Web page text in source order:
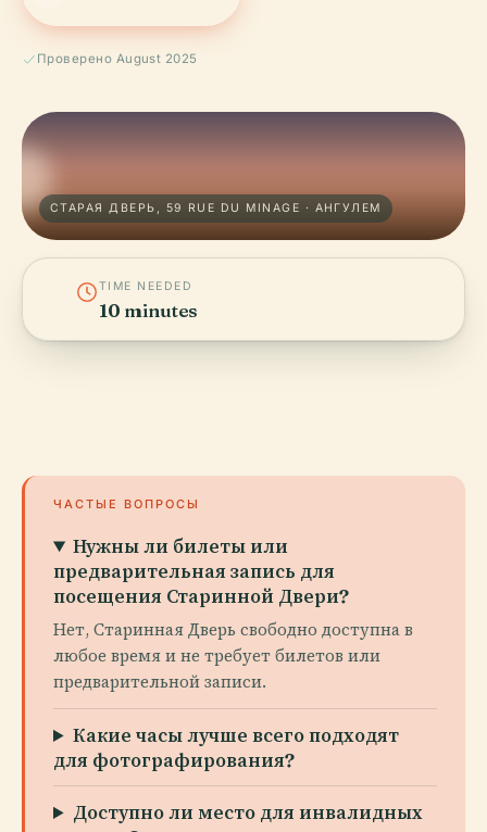
Проверено August 2025
СТАРАЯ ДВЕРЬ, 59 RUE DU MINAGE · АНГУЛЕМ
TIME NEEDED
10 minutes
ЧАСТЫЕ ВОПРОСЫ
Нужны ли билеты или
предварительная запись для
посещения Старинной Двери?
Нет, Старинная Дверь свободно доступна в
любое время и не требует билетов или
предварительной записи.
Какие часы лучше всего подходят
для фотографирования?
Доступно ли место для инвалидных